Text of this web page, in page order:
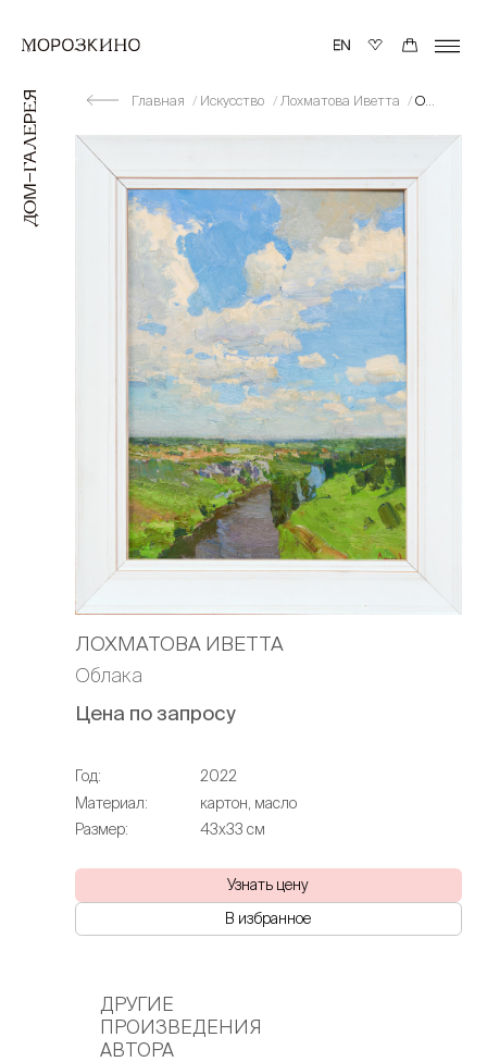
Главная Искусство Лохматова Иветта Облака
ЛОХМАТОВА ИВЕТТА
Облака
Цена по запросу
Год:
2022
Материал:
картон, масло
Размер:
43х33 см
Узнать цену
В избранное
ДРУГИЕ
ПРОИЗВЕДЕНИЯ
АВТОРА